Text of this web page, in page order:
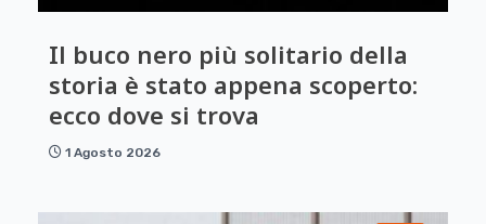
Il buco nero più solitario della
storia è stato appena scoperto:
ecco dove si trova
1 Agosto 2026